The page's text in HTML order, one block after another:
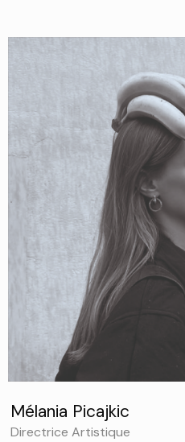
Mélania Picajkic
Directrice Artistique